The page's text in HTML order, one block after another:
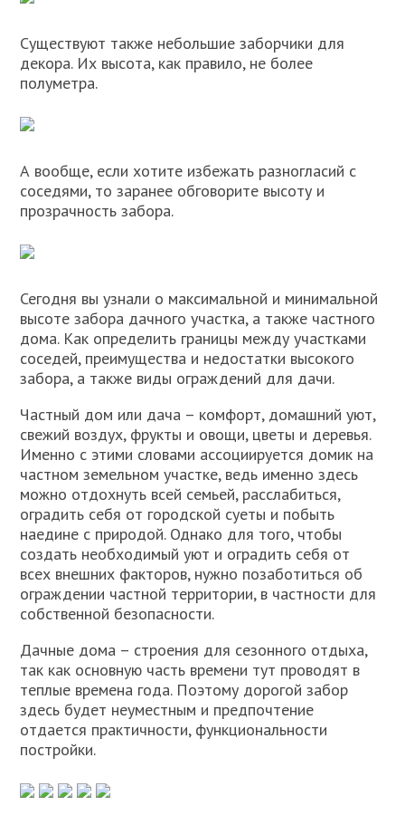
Существуют также небольшие заборчики для
декора. Их высота, как правило, не более
полуметра.
А вообще, если хотите избежать разногласий с
соседями, то заранее обговорите высоту и
прозрачность забора.
Сегодня вы узнали о максимальной и минимальной
высоте забора дачного участка, а также частного
дома. Как определить границы между участками
соседей, преимущества и недостатки высокого
забора, а также виды ограждений для дачи.
Частный дом или дача – комфорт, домашний уют,
свежий воздух, фрукты и овощи, цветы и деревья.
Именно с этими словами ассоциируется домик на
частном земельном участке, ведь именно здесь
можно отдохнуть всей семьей, расслабиться,
оградить себя от городской суеты и побыть
наедине с природой. Однако для того, чтобы
создать необходимый уют и оградить себя от
всех внешних факторов, нужно позаботиться об
ограждении частной территории, в частности для
собственной безопасности.
Дачные дома – строения для сезонного отдыха,
так как основную часть времени тут проводят в
теплые времена года. Поэтому дорогой забор
здесь будет неуместным и предпочтение
отдается практичности, функциональности
постройки.